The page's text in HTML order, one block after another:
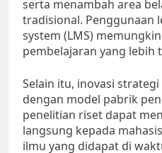
serta menambah area
tradisional. Penggunaan
system (LMS)
pembelajaran yang
Selain itu, inovasi
dengan model pabrik
penelitian riset dapat
langsung kepada
ilmu yang didapat di